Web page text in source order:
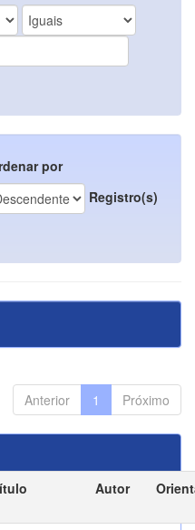
por
Registro(s)
Anterior 1 Próximo
Autor